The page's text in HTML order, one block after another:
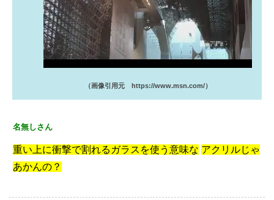
（画像引用元 https://www.msn.com/）
名無しさん
重い上に衝撃で割れるガラスを使う意味な アクリルじゃ
あかんの？